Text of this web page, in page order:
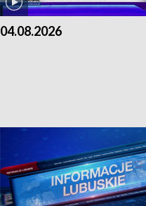
04.08.2026